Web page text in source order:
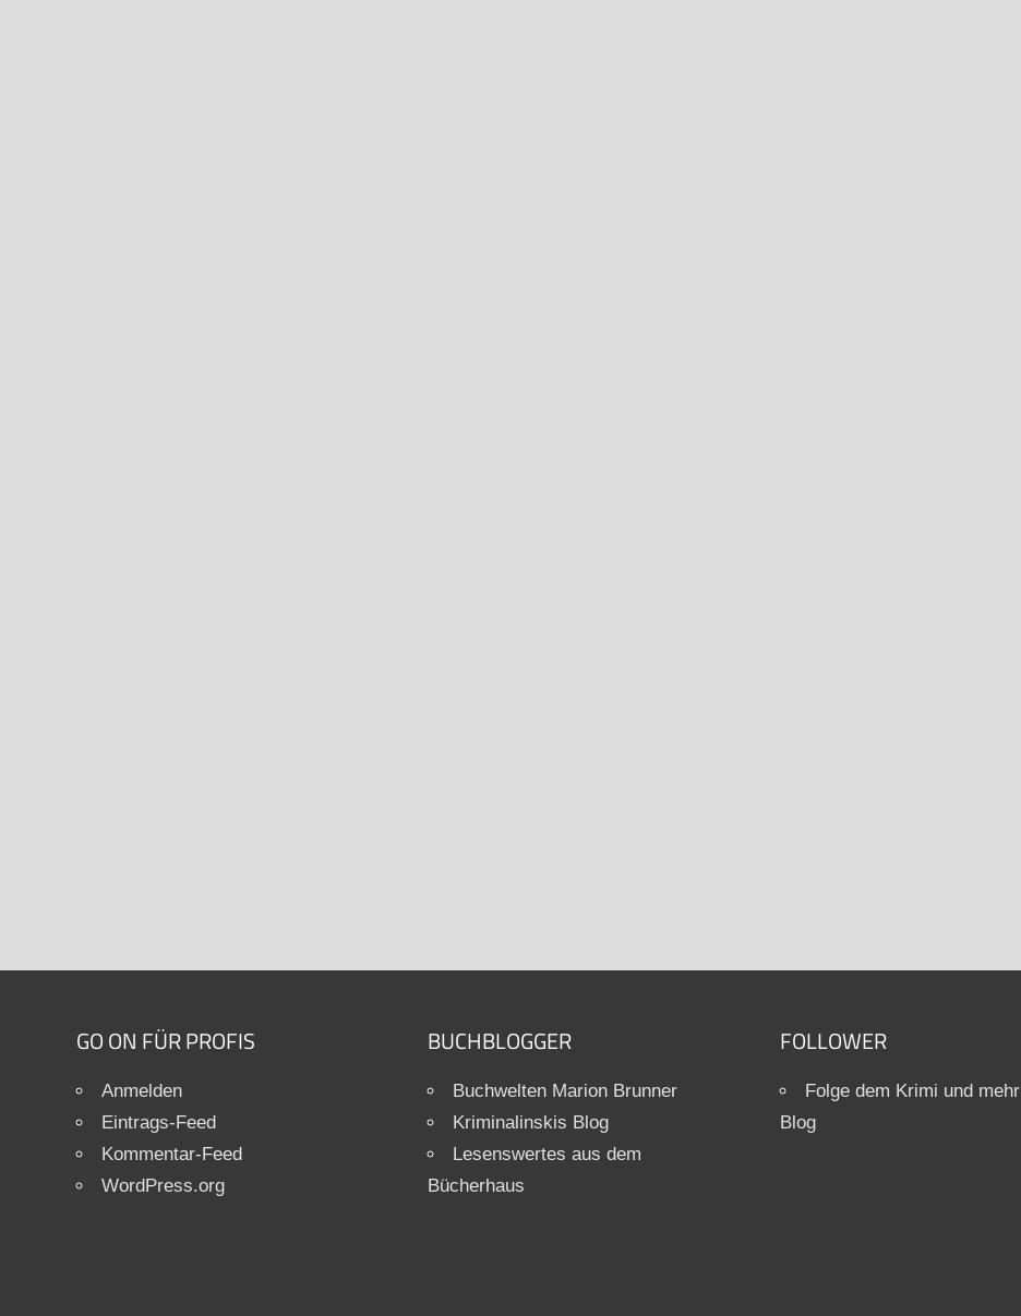
GO ON FÜR PROFIS
Anmelden
Eintrags-Feed
Kommentar-Feed
WordPress.org
BUCHBLOGGER
Buchwelten Marion Brunner
Kriminalinskis Blog
Lesenswertes aus dem
Bücherhaus
FOLLOWER
Folge dem Krimi und mehr
Blog